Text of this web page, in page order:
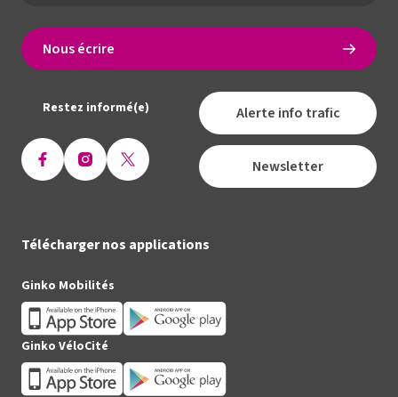
Nous écrire
Restez informé(e)
OuvrirOuvrir Ouvrir
(Twitter)
Alerte info trafic
Newsletter
Télécharger nos applications
Ginko Mobilités
Ginko VéloCité